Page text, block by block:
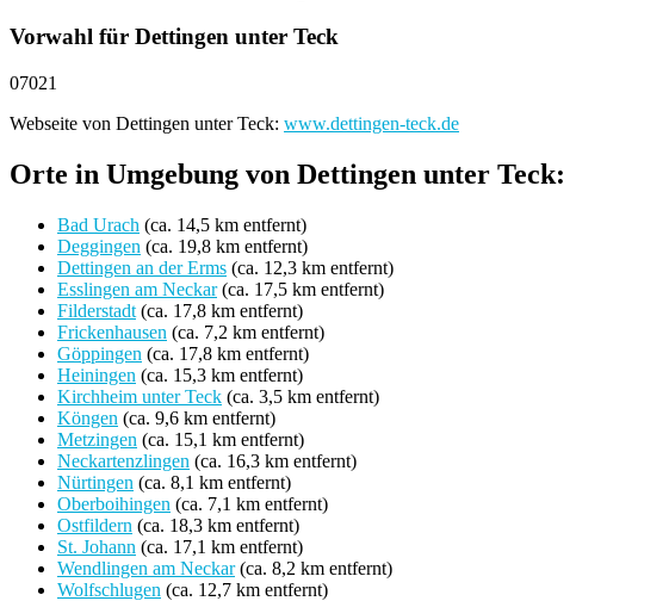
Vorwahl für Dettingen unter Teck
07021
Webseite von Dettingen unter Teck: www.dettingen-teck.de
Orte in Umgebung von Dettingen unter Teck:
Bad Urach (ca. 14,5 km entfernt)
Deggingen (ca. 19,8 km entfernt)
Dettingen an der Erms (ca. 12,3 km entfernt)
Esslingen am Neckar(ca. 17,5 km entfernt)
Filderstadt (ca. 17,8 km entfernt)
Frickenhausen (ca. 7,2 km entfernt)
Göppingen (ca. 17,8 km entfernt)
Heiningen (ca. 15,3 km entfernt)
Kirchheim unter Teck (ca. 3,5 km entfernt)
Köngen (ca. 9,6 km entfernt)
Metzingen (ca. 15,1 km entfernt)
Neckartenzlingen (ca. 16,3 km entfernt)
Nürtingen (ca. 8,1 km entfernt)
Oberboihingen (ca. 7,1 km entfernt)
Ostfildern (ca. 18,3 km entfernt)
St. Johann (ca. 17,1 km entfernt)
Wendlingen am Neckar(ca. 8,2 km entfernt)
Wolfschlugen (ca. 12,7 km entfernt)